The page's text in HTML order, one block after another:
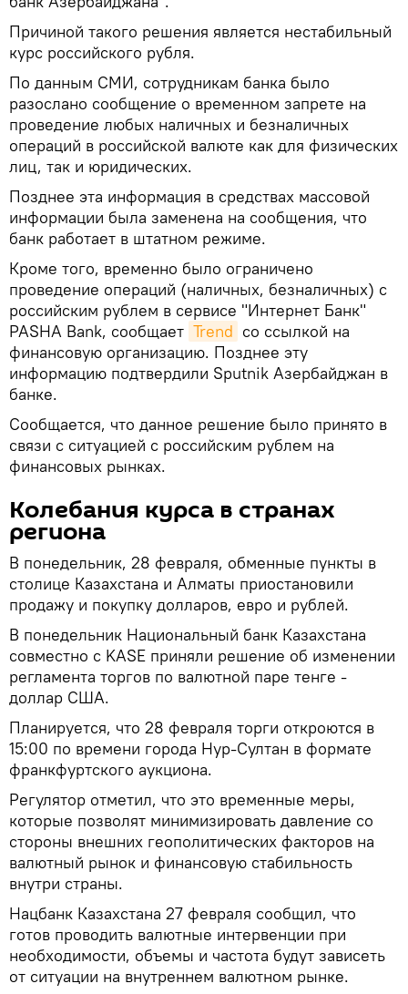
Причиной такого решения является нестабильный
курс российского рубля.
По данным СМИ, сотрудникам банка было
разослано сообщение о временном запрете на
проведение любых наличных и безналичных
операций в российской валюте как для физических
лиц, так и юридических.
Позднее эта информация в средствах массовой
информации была заменена на сообщения, что
банк работает в штатном режиме.
Кроме того, временно было ограничено
проведение операций (наличных, безналичных) с
российским рублем в сервисе "Интернет Банк"
PASHA Bank, сообщает Trend со ссылкой на
финансовую организацию. Позднее эту
информацию подтвердили Sputnik Азербайджан в
банке.
Сообщается, что данное решение было принято в
связи с ситуацией с российским рублем на
финансовых рынках.
Колебания курса в странах
региона
В понедельник, 28 февраля, обменные пункты в
столице Казахстана и Алматы приостановили
продажу и покупку долларов, евро и рублей.
В понедельник Национальный банк Казахстана
совместно с KASE приняли решение об изменении
регламента торгов по валютной паре тенге -
доллар США.
Планируется, что 28 февраля торги откроются в
15:00 по времени города Нур-Султан в формате
франкфуртского аукциона.
Регулятор отметил, что это временные меры,
которые позволят минимизировать давление со
стороны внешних геополитических факторов на
валютный рынок и финансовую стабильность
внутри страны.
Нацбанк Казахстана 27 февраля сообщил, что
готов проводить валютные интервенции при
необходимости, объемы и частота будут зависеть
от ситуации на внутреннем валютном рынке.